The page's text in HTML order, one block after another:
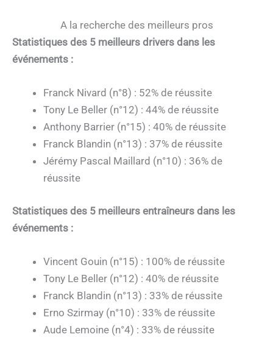
A la recherche des meilleurs pros
Statistiques des 5 meilleurs drivers dans les
événements :
Franck Nivard (n°8) : 52% de réussite
Tony Le Beller (n°12) : 44% de réussite
Anthony Barrier (n°15) : 40% de réussite
Franck Blandin (n°13) : 37% de réussite
Jérémy Pascal Maillard (n°10) : 36% de
réussite
Statistiques des 5 meilleurs entraîneurs dans les
événements :
Vincent Gouin (n°15) : 100% de réussite
Tony Le Beller (n°12) : 40% de réussite
Franck Blandin (n°13) : 33% de réussite
Erno Szirmay (n°10) : 33% de réussite
Aude Lemoine (n°4) : 33% de réussite